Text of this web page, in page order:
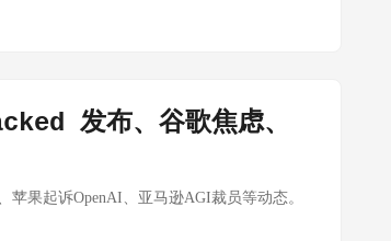
分赛道的动态。 本期特别关注：王兴兴与
大幅变化 ➡️ 稳健 谐波减速器 绿的谐波+斯
工业基本盘稳健，秦川机床人形机器人用
松终止传感项目引关注 ⚠️ 分化 触觉/柔性传
发布、谷歌焦虑、
苹果起诉OpenAI、亚马逊AGI裁员等动态。